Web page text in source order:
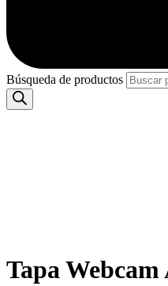
Búsqueda de productos
Tapa